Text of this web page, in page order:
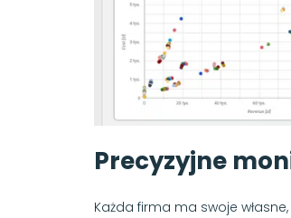
Precyzyjne
Każda firma ma swoje